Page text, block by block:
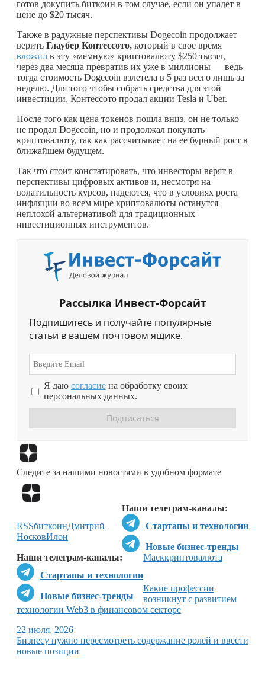
готов докупить биткоин в том случае, если он упадет в
цене до $20 тысяч.
Также в радужные перспективы Dogecoin продолжает
верить Глаубер Контессото, который в свое время
вложил в эту «мемную» криптовалюту $250 тысяч,
через два месяца превратив их уже в миллионы — ведь
тогда стоимость Dogecoin взлетела в 5 раз всего лишь за
неделю. Для того чтобы собрать средства для этой
инвестиции, Контессото продал акции Tesla и Uber.
После того как цена токенов пошла вниз, он не только
не продал Dogecoin, но и продолжал покупать
криптовалюту, так как рассчитывает на ее бурный рост в
ближайшем будущем.
Так что стоит констатировать, что инвесторы верят в
перспективы цифровых активов и, несмотря на
волатильность курсов, надеются, что в условиях роста
инфляции во всем мире криптовалюты останутся
неплохой альтернативой для традиционных
инвестиционных инструментов.
Рассылка Инвест-Форсайт
Подпишитесь и получайте популярные
статьи в вашем почтовом ящике.
Я даю согласие на обработку своих
персональных данных.
Следите за нашими новостями в удобном формате
Наши телеграм-каналы:
Стартапы и технологии
Новые бизнес-тренды
Наши телеграм-каналы:
Стартапы и технологии
Новые бизнес-тренды
RSSбиткоинДмитрий
НосковИлон
Масккриптовалюта
Какие профессии
возникнут с развитием
технологии Web3 в финансовом секторе
22 июля, 2026
Бизнесу нужно пересмотреть содержание ролей и ввести
новые позиции